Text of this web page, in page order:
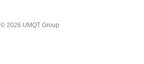
© 2026 UMQT Group